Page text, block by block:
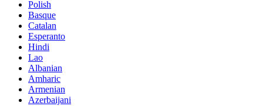
Polish
Basque
Catalan
Esperanto
Hindi
Lao
Albanian
Amharic
Armenian
Azerbaijani